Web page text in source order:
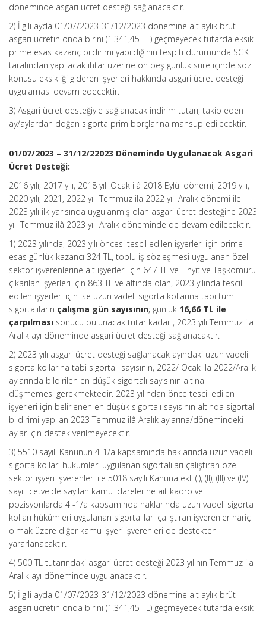
döneminde asgari ücret desteği sağlanacaktır.
2) İlgili ayda 01/07/2023-31/12/2023 dönemine ait aylık brüt
asgari ücretin onda birini (1.341,45 TL) geçmeyecek tutarda eksik
prime esas kazanç bildirimi yapıldığının tespiti durumunda SGK
tarafından yapılacak ihtar üzerine on beş günlük süre içinde söz
konusu eksikliği gideren işyerleri hakkında asgari ücret desteği
uygulaması devam edecektir.
3) Asgari ücret desteğiyle sağlanacak indirim tutarı, takip eden
ay/aylardan doğan sigorta prim borçlarına mahsup edilecektir.
01/07/2023 – 31/12/22023 Döneminde Uygulanacak Asgari
Ücret Desteği:
2016 yılı, 2017 yılı, 2018 yılı Ocak ilâ 2018 Eylül dönemi, 2019 yılı,
2020 yılı, 2021, 2022 yılı Temmuz ila 2022 yılı Aralık dönemi ile
2023 yılı ilk yarısında uygulanmış olan asgari ücret desteğine 2023
yılı Temmuz ilâ 2023 yılı Aralık döneminde de devam edilecektir.
1) 2023 yılında, 2023 yılı öncesi tescil edilen işyerleri için prime
esas günlük kazancı 324 TL, toplu iş sözleşmesi uygulanan özel
sektör işverenlerine ait işyerleri için 647 TL ve Linyit ve Taşkömürü
çıkarılan işyerleri için 863 TL ve altında olan, 2023 yılında tescil
edilen işyerleri için ise uzun vadeli sigorta kollarına tabi tüm
sigortalıların çalışma gün sayısının; günlük 16,66 TL ile
çarpılması sonucu bulunacak tutar kadar , 2023 yılı Temmuz ila
Aralık ayı döneminde asgari ücret desteği sağlanacaktır.
2) 2023 yılı asgari ücret desteği sağlanacak ayındaki uzun vadeli
sigorta kollarına tabi sigortalı sayısının, 2022/ Ocak ila 2022/Aralık
aylarında bildirilen en düşük sigortalı sayısının altına
düşmemesi gerekmektedir. 2023 yılından önce tescil edilen
işyerleri için belirlenen en düşük sigortalı sayısının altında sigortalı
bildirimi yapılan 2023 Temmuz ilâ Aralık aylarına/dönemindeki
aylar için destek verilmeyecektir.
3) 5510 sayılı Kanunun 4-1/a kapsamında haklarında uzun vadeli
sigorta kolları hükümleri uygulanan sigortalıları çalıştıran özel
sektör işyeri işverenleri ile 5018 sayılı Kanuna ekli (I), (II), (III) ve (IV)
sayılı cetvelde sayılan kamu idarelerine ait kadro ve
pozisyonlarda 4 -1/a kapsamında haklarında uzun vadeli sigorta
kolları hükümleri uygulanan sigortalıları çalıştıran işverenler hariç
olmak üzere diğer kamu işyeri işverenleri de destekten
yararlanacaktır.
4) 500 TL tutarındaki asgari ücret desteği 2023 yılının Temmuz ila
Aralık ayı döneminde uygulanacaktır.
5) İlgili ayda 01/07/2023-31/12/2023 dönemine ait aylık brüt
asgari ücretin onda birini (1.341,45 TL) geçmeyecek tutarda eksik